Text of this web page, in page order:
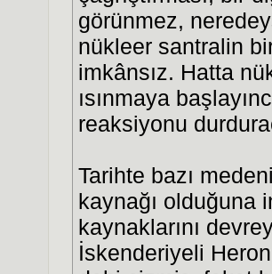
görünmez,
nükleer santralin
imkânsız. Hatta
ısınmaya
reaksiyonu
Tarihte bazı
kaynağı olduğuna
kaynaklarını
İskenderiyeli